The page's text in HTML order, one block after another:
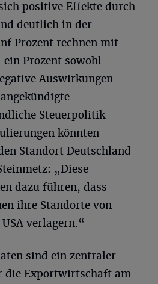
positive Effekte durch
deutlich in der
Prozent rechnen mit
Prozent sowohl
Auswirkungen
Steuerpolitik
könnten
Standort Deutschland
„Diese
dazu führen, dass
ihre Standorte von
verlagern.“
sind ein zentraler
die Exportwirtschaft am